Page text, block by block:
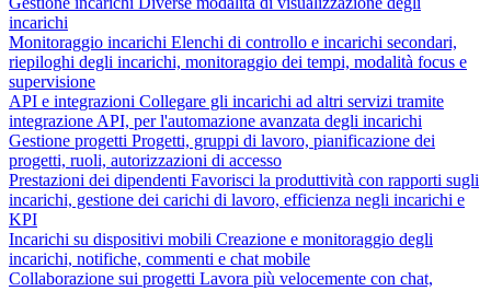
incarichi
Monitoraggio incarichi Elenchi di controllo e incarichi secondari,
riepiloghi degli incarichi, monitoraggio dei tempi, modalità focus e
supervisione
API e integrazioni Collegare gli incarichi ad altri servizi tramite
integrazione API, per l'automazione avanzata degli incarichi
Gestione progetti Progetti, gruppi di lavoro, pianificazione dei
progetti, ruoli, autorizzazioni di accesso
Prestazioni dei dipendenti Favorisci la produttività con rapporti sugli
incarichi, gestione dei carichi di lavoro, efficienza negli incarichi e
KPI
Incarichi su dispositivi mobili Creazione e monitoraggio degli
incarichi, notifiche, commenti e chat mobile
Collaborazione sui progetti Lavora più velocemente con chat,